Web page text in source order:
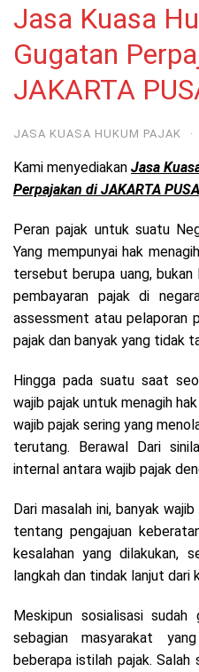
Jasa Kuasa
Gugatan
JAKARTA
JASA KUASA HUKUM PAJAK ·
Kami menyediakan Jasa
Perpajakan di JAKARTA
Peran pajak untuk suatu
Yang mempunyai hak
tersebut berupa uang,
pembayaran pajak di
assessment atau pelaporan
pajak dan banyak yang tidak
Hingga pada suatu saat
wajib pajak untuk menagih
wajib pajak sering yang
terutang. Berawal Dari
internal antara wajib pajak
Dari masalah ini, banyak
tentang pengajuan
kesalahan yang dilakukan,
langkah dan tindak lanjut
Meskipun sosialisasi sudah
sebagian masyarakat
beberapa istilah pajak. Salah